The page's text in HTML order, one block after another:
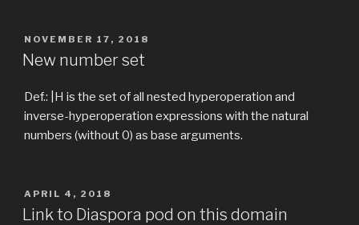
POSTED
ON
NOVEMBER 17, 2018
New number set
Def.: |H is the set of all nested hyperoperation and
inverse-hyperoperation expressions with the natural
numbers (without 0) as base arguments.
POSTED
ON
APRIL 4, 2018
Link to Diaspora pod on this domain